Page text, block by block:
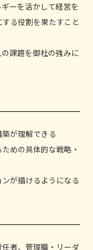
ーを活かして経営を
る役割を果たすこと
課題を御社の強みに
が理解できる
めの具体的な戦略・
が描けるようになる
者、管理職・リーダ